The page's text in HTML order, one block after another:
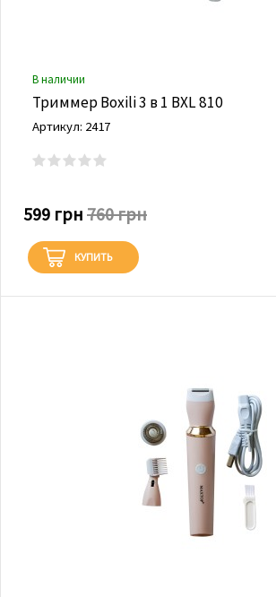
В наличии
Триммер Boxili 3 в 1 BXL 810
Артикул: 2417
599 грн 760 грн
КУПИТЬ